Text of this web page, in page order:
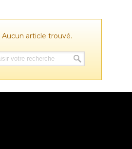
Aucun article trouvé.